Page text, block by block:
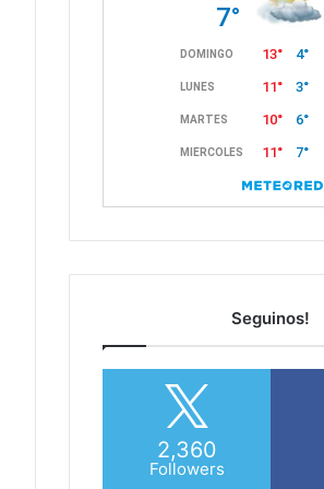
Seguinos!
2,360
Followers